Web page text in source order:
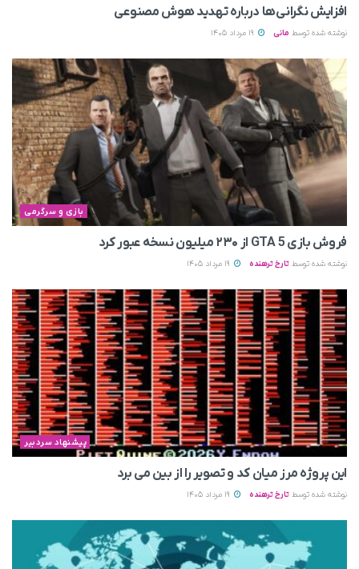
افزایش نگرانی‌ها درباره تهدید هوش مصنوعی
نوشته شده توسط مانی
بازی و سرگرمی
فروش بازی GTA 5 از ۲۳۰ میلیون نسخه عبور کرد
نوشته شده توسط تارخ ترهنده
پیشنهاد سردبیر
این پروژه مرز میان کد و تصویر را از بین می‌ برد
نوشته شده توسط تارخ ترهنده